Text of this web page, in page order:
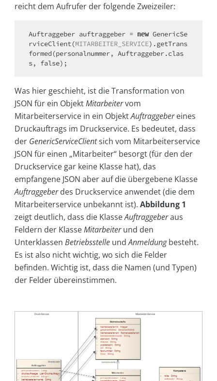
reicht dem Aufrufer der folgende Zweizeiler:
Auftraggeber auftraggeber = new GenericSe
rviceClient(MITARBEITER_SERVICE).getTrans
formed(personalnummer, Auftraggeber.clas
s, false);
Was hier geschieht, ist die Transformation von
JSON für ein ObjektMitarbeitervom
Mitarbeiterservice in ein ObjektAuftraggebereines
Druckauftrags im Druckservice. Es bedeutet, dass
der GenericServiceClientsich vom Mitarbeiterservice
JSON für einen „Mitarbeiter“ besorgt (für den der
Druckservice gar keine Klasse hat), das
empfangene JSON aber auf die übergebene Klasse
Auftraggeberdes Druckservice anwendet (die dem
Mitarbeiterservice unbekannt ist). Abbildung 1
zeigt deutlich, dass die KlasseAuftraggeberaus
Feldern der KlasseMitarbeiterund den
Unterklassen Betriebsstelle undAnmeldungbesteht.
Es ist also nicht wichtig, wo sich die Felder
befinden. Wichtig ist, dass die Namen (und Typen)
der Felder übereinstimmen.